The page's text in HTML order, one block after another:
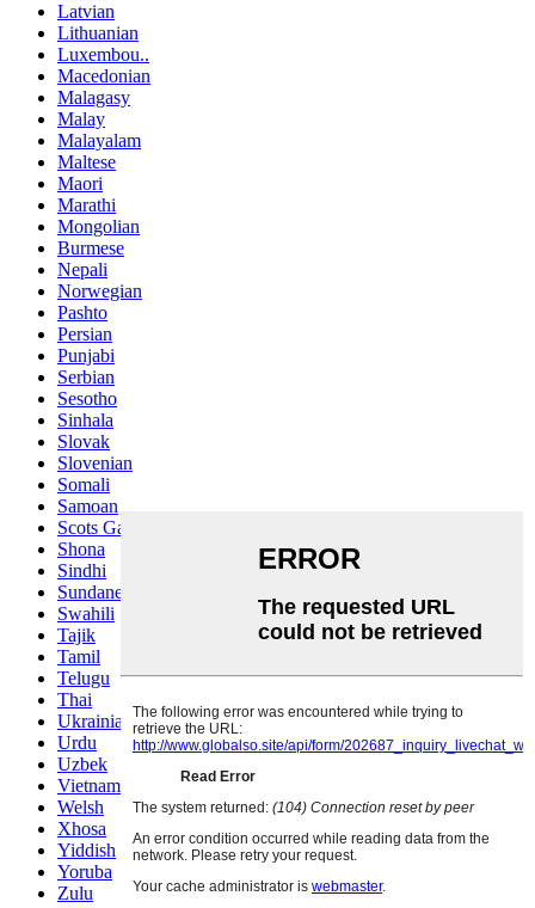
Latvian
Lithuanian
Luxembou..
Macedonian
Malagasy
Malay
Malayalam
Maltese
Maori
Marathi
Mongolian
Burmese
Nepali
Norwegian
Pashto
Persian
Punjabi
Serbian
Sesotho
Sinhala
Slovak
Slovenian
Somali
Samoan
Scots Gaelic
Shona
Sindhi
Sundanese
Swahili
Tajik
Tamil
Telugu
Thai
Ukrainian
Urdu
Uzbek
Vietnamese
Welsh
Xhosa
Yiddish
Yoruba
Zulu